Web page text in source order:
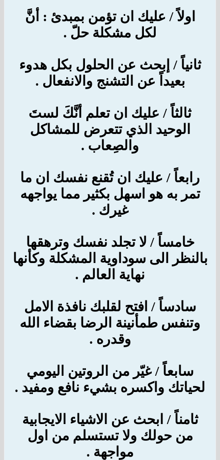
اولاً / عليك ان تؤمن بمبدئ : أنَّ
لكل مشكلة حلّ .
ثانياً / إبحث عن الحلول بكل هدوء
بعيداً عن التشنج والانفعال .
ثالثاً / عليك ان تعلم أنَّكَ لستَ
الوحيد الذي تتعرض للمشاكل
والصِعاب .
رابعاً / عليك ان تُقنع نفسك ان ما
تمر به هو اسهل بكثير مما يواجهه
غيرك .
خامساً / لا تجلد نفسك وترهقها
بالنظر الى سوداوية المشكلة وكأنها
نهاية العالم .
سادساً / افتح لقلبك نافذة الامل
وتنفس طمأنينة الرضا بقضاء الله
وقدره .
سابعاً / غيّر من الروتين اليومي
لحياتك واكسره بشيء نافع ومفيد .
ثامناً / ابحث عن الاشياء الايجابية
من حولك ولا تستسلم من اول
مواجهة .